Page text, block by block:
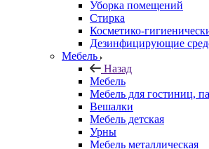
Уборка помещений
Стирка
Косметико-
Дезинфицирующие
Мебель
Назад
Мебель
Мебель для гостиниц,
Вешалки
Мебель детская
Урны
Мебель металлическая